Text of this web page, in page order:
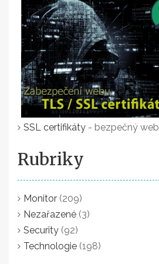
SSL certifikáty - bezpečný web
Rubriky
Monitor (209)
Nezařazené (3)
Security (92)
Technologie (198)